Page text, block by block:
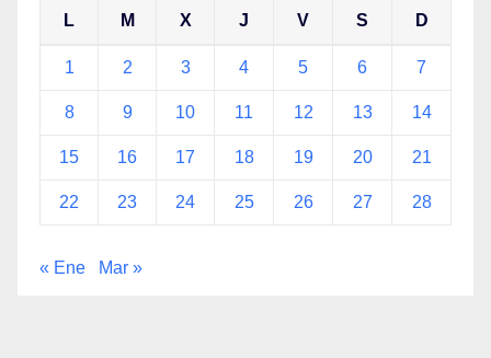
L M X J V S D
1 2 3 4 5 6 7
8 9 10 11 12 13 14
15 16 17 18 19 20 21
22 23 24 25 26 27 28
« Ene Mar »